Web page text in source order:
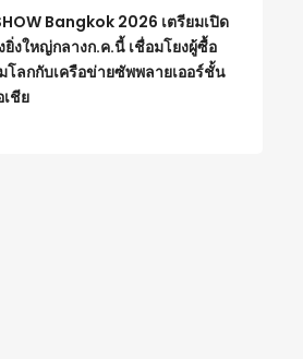
Bangkok 2026 เตรียมเปิด
ยิ่งใหญ่กลางก.ค.นี้ เชื่อมโยงผู้ซื้อ
โลกกับเครือข่ายซัพพลายเออร์ชั้น
ชีย